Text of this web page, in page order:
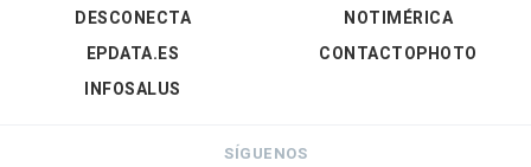
DESCONECTA
EPDATA.ES
INFOSALUS
NOTIMÉRICA
CONTACTOPHOTO
SÍGUENOS